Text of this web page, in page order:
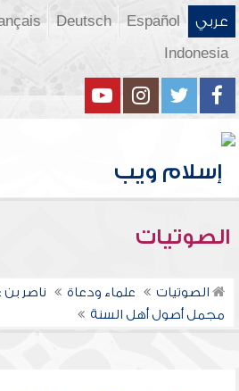
عربي Español
Deutsch
Indonesia
الصوتيات
الصوتيات علماء ودعاة
ناصر
مجمل أصول أهل السنة